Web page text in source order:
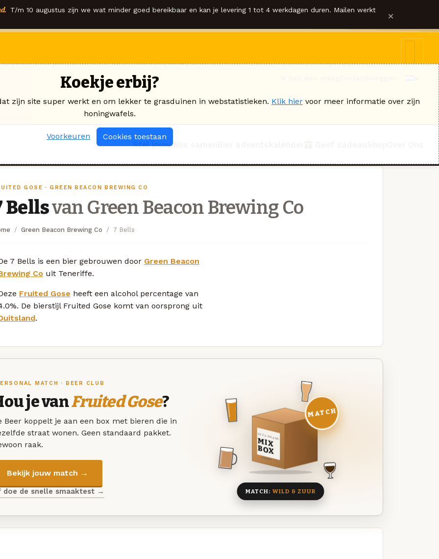
T/m 10 augustus zijn we wat minder goed bereikbaar en kan je levering 1 tot 4 werkdagen duren. Mailen werkt ×
Stel jouw box samen
GOSE · GREEN BEACON BREWING CO
Bellsvan Green Beacon Brewing Co
Green Beacon Brewing Co 7 Bells
7 Bells is een bier gebrouwen door Green Beacon
Co uit Teneriffe.
Fruited Gose heeft een alcohol percentage van
De bierstijl Fruited Gose komt van oorsprong uit
.
MATCH · BEER CLUB
je vanFruited Gose?
Beer koppelt je aan een box met bieren die in
straat wonen. Geen standaard pakket.
raak.
Bekijk jouw match →
doe de snelle smaaktest →
DEZE MAAND
MIX
BOX
8 BIEREN
MATCH
MATCH: WILD & ZUUR
Koekje erbij?
zijn site super werkt en om lekker te grasduinen in webstatistieken. Klik hier voor meer informatie over zijn
honingwafels.
Voorkeuren Cookies toestaan